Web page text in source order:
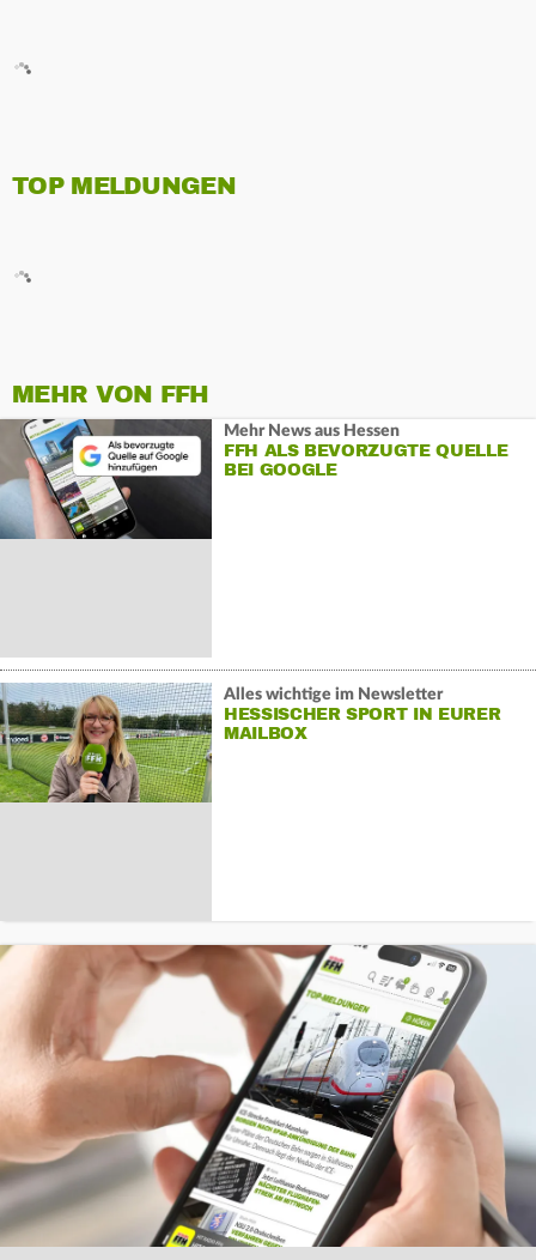
TOP MELDUNGEN
MEHR VON FFH
Mehr News aus Hessen
FFH ALS BEVORZUGTE QUELLE
BEI GOOGLE
Alles wichtige im Newsletter
HESSISCHER SPORT IN EURER
MAILBOX